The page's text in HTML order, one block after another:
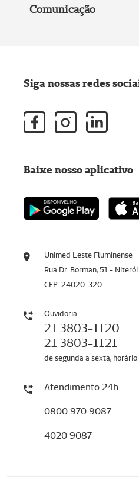
Comunicação
Unimed Leste Fluminense
Rua Dr. Borman, 51 - Niterói
CEP: 24020-320
Ouvidoria
21 3803-1120
21 3803-1121
de segunda a sexta,
Atendimento 24h
0800 970 9087
4020 9087
Siga nossas redes
Baixe nosso aplicativo